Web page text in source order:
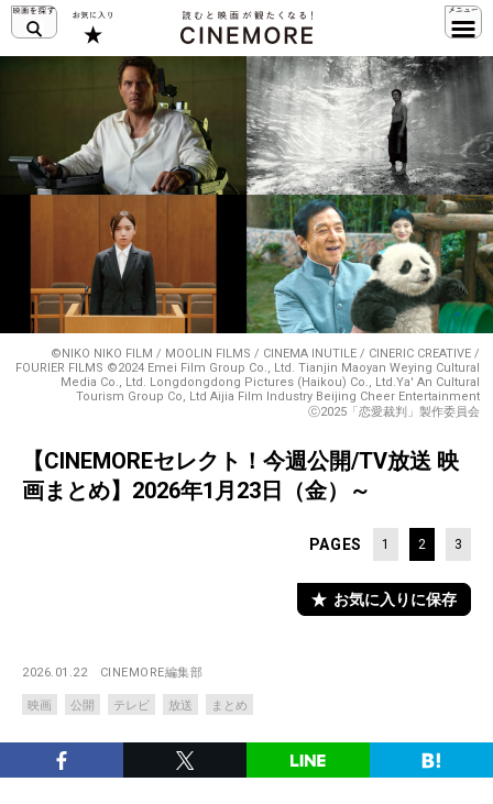
©NIKO NIKO FILM / MOOLIN FILMS / CINEMA INUTILE / CINERIC CREATIVE /
FOURIER FILMS ©2024 Emei Film Group Co., Ltd. Tianjin Maoyan Weying Cultural
Media Co., Ltd. Longdongdong Pictures (Haikou) Co., Ltd.Ya' An Cultural
Tourism Group Co, Ltd Aijia Film Industry Beijing Cheer Entertainment
ⓒ2025「恋愛裁判」製作委員会
【CINEMOREセレクト！今週公開/TV放送 映
画まとめ】2026年1月23日（金）～
PAGES 1 2 3
お気に入りに保存
2026.01.22 CINEMORE編集部
映画 公開 テレビ 放送 まとめ